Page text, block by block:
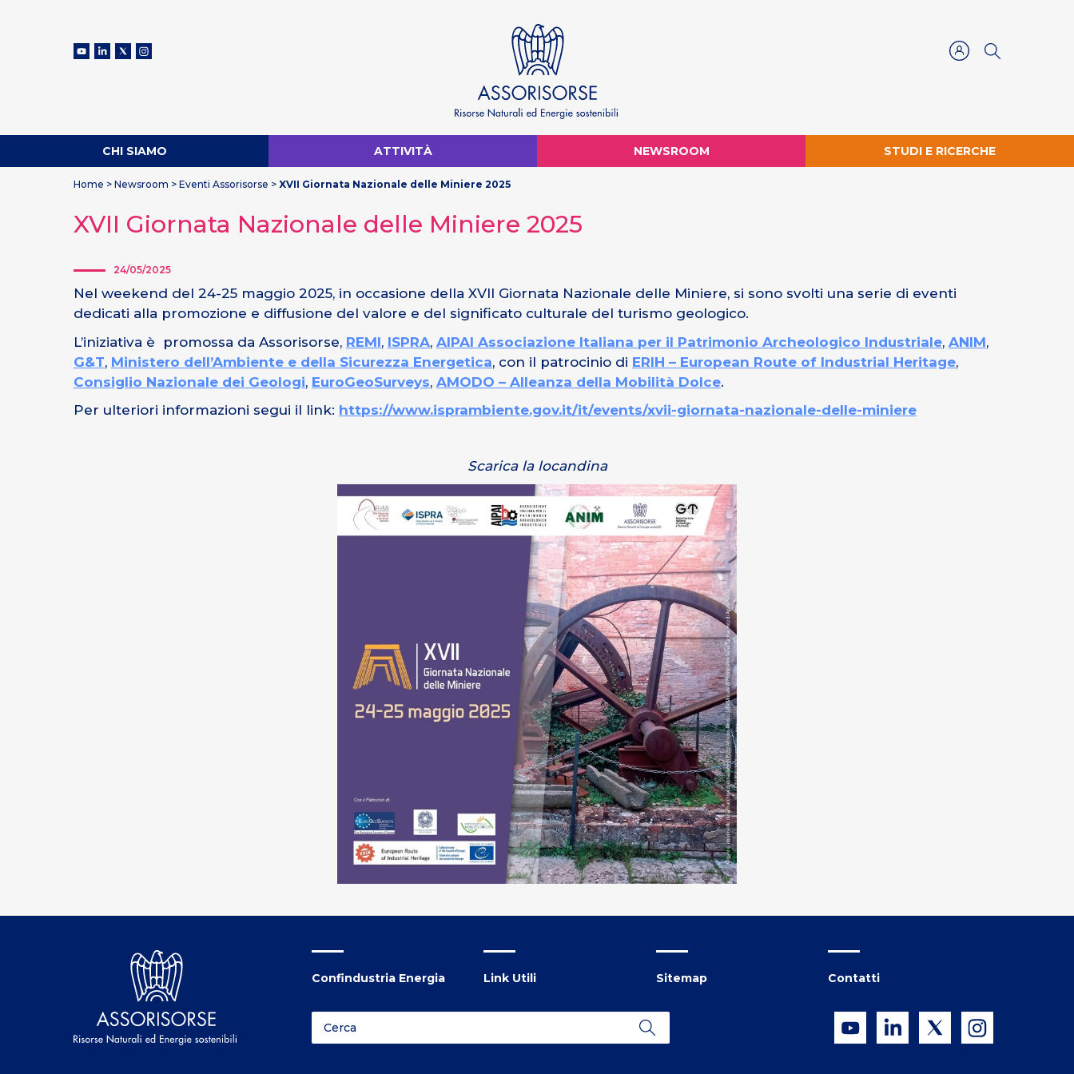
CHI SIAMO ATTIVITÀ NEWSROOM STUDI E RICERCHE
Home > Newsroom > Eventi Assorisorse > XVII Giornata Nazionale delle Miniere 2025
XVII Giornata Nazionale delle Miniere 2025
24/05/2025
Nel weekend del 24-25 maggio 2025, in occasione della XVII Giornata Nazionale delle Miniere, si sono svolti una serie di eventi
dedicati alla promozione e diffusione del valore e del significato culturale del turismo geologico.
L’iniziativa è promossa da Assorisorse, REMI, ISPRA, AIPAI Associazione Italiana per il Patrimonio Archeologico Industriale, ANIM,
G&T, Ministero dell’Ambiente e della Sicurezza Energetica, con il patrocinio di ERIH – European Route of Industrial Heritage,
Consiglio Nazionale dei Geologi, EuroGeoSurveys, AMODO – Alleanza della Mobilità Dolce.
Per ulteriori informazioni segui il link: https://www.isprambiente.gov.it/it/events/xvii-giornata-nazionale-delle-miniere
Scarica la locandina
Confindustria Energia Link Utili Sitemap Contatti